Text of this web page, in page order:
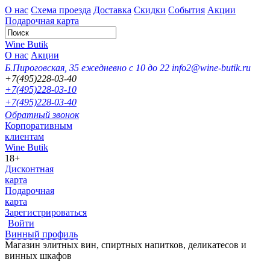
О нас Схема проезда Доставка Скидки События Акции
Подарочная карта
Wine Butik
О нас Акции
Б.Пироговская, 35 ежедневно с 10 до 22 info2@wine-butik.ru
+7(495)228-03-40
+7(495)228-03-10
+7(495)228-03-40
Обратный звонок
Корпоративным
клиентам
Wine Butik
18+
Дисконтная
карта
Подарочная
карта
Зарегистрироваться
Войти
Винный профиль
Магазин элитных вин, спиртных напитков, деликатесов и
винных шкафов